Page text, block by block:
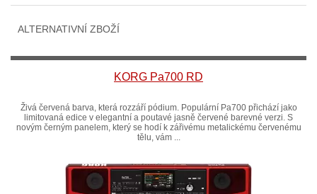
ALTERNATIVNÍ ZBOŽÍ
KORG Pa700 RD
Živá červená barva, která rozzáří pódium. Populární Pa700 přichází jako
limitovaná edice v elegantní a poutavé jasně červené barevné verzi. S
novým černým panelem, který se hodí k zářivému metalickému červenému
tělu, vám ...